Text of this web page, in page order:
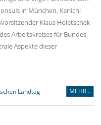
in München, Kenichi
Klaus Holetschek
Arbeitskreises für Bundes-
Aspekte dieser
Landtag MEHR...